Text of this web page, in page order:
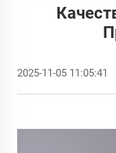
2025-11-05 11:05:41